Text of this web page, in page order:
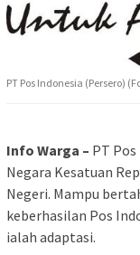
PT Pos Indonesia (Persero)
Info Warga – PT
Negara Kesatuan
Negeri. Mampu
keberhasilan Pos
ialah adaptasi.